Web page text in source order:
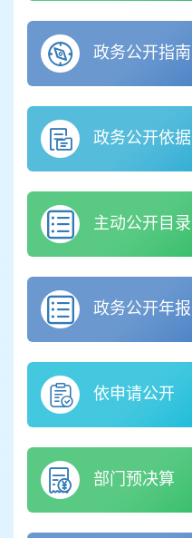
政务公开指南
政务公开依据
主动公开目录
政务公开年报
依申请公开
部门预决算